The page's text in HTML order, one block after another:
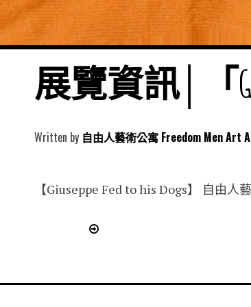
展覽資訊│「
Written by 自由人藝術公寓 Freedom Men Art
【Giuseppe Fed to his Dogs】 自由